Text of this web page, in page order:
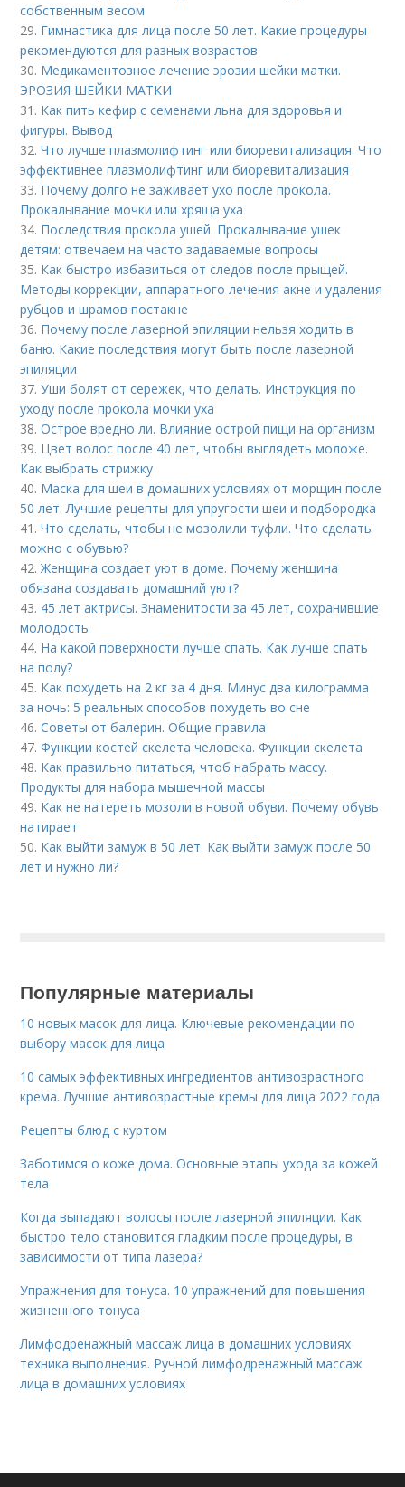
собственным весом
29. Гимнастика для лица после 50 лет. Какие процедуры
рекомендуются для разных возрастов
30. Медикаментозное лечение эрозии шейки матки.
ЭРОЗИЯ ШЕЙКИ МАТКИ
31. Как пить кефир с семенами льна для здоровья и
фигуры. Вывод
32.Что лучше плазмолифтинг или биоревитализация. Что
эффективнее плазмолифтинг или биоревитализация
33. Почему долго не заживает ухо после прокола.
Прокалывание мочки или хряща уха
34. Последствия прокола ушей. Прокалывание ушек
детям: отвечаем на часто задаваемые вопросы
35. Как быстро избавиться от следов после прыщей.
Методы коррекции, аппаратного лечения акне и удаления
рубцов и шрамов постакне
36. Почему после лазерной эпиляции нельзя ходить в
баню. Какие последствия могут быть после лазерной
эпиляции
37.Уши болят от сережек, что делать. Инструкция по
уходу после прокола мочки уха
38.Острое вредно ли. Влияние острой пищи на организм
39. Цвет волос после 40 лет, чтобы выглядеть моложе.
Как выбрать стрижку
40. Маска для шеи в домашних условиях от морщин после
50 лет. Лучшие рецепты для упругости шеи и подбородка
41.Что сделать, чтобы не мозолили туфли. Что сделать
можно с обувью?
42.Женщина создает уют в доме. Почему женщина
обязана создавать домашний уют?
43. 45 лет актрисы. Знаменитости за 45 лет, сохранившие
молодость
44. На какой поверхности лучше спать. Как лучше спать
на полу?
45. Как похудеть на 2 кг за 4 дня. Минус два килограмма
за ночь: 5 реальных способов похудеть во сне
46.Советы от балерин. Общие правила
47.Функции костей скелета человека. Функции скелета
48. Как правильно питаться, чтоб набрать массу.
Продукты для набора мышечной массы
49. Как не натереть мозоли в новой обуви. Почему обувь
натирает
50. Как выйти замуж в 50 лет. Как выйти замуж после 50
лет и нужно ли?
Популярные материалы
10 новых масок для лица. Ключевые рекомендации по
выбору масок для лица
10 самых эффективных ингредиентов антивозрастного
крема. Лучшие антивозрастные кремы для лица 2022 года
Рецепты блюд с куртом
Заботимся о коже дома. Основные этапы ухода за кожей
тела
Когда выпадают волосы после лазерной эпиляции. Как
быстро тело становится гладким после процедуры, в
зависимости от типа лазера?
Упражнения для тонуса. 10 упражнений для повышения
жизненного тонуса
Лимфодренажный массаж лица в домашних условиях
техника выполнения. Ручной лимфодренажный массаж
лица в домашних условиях